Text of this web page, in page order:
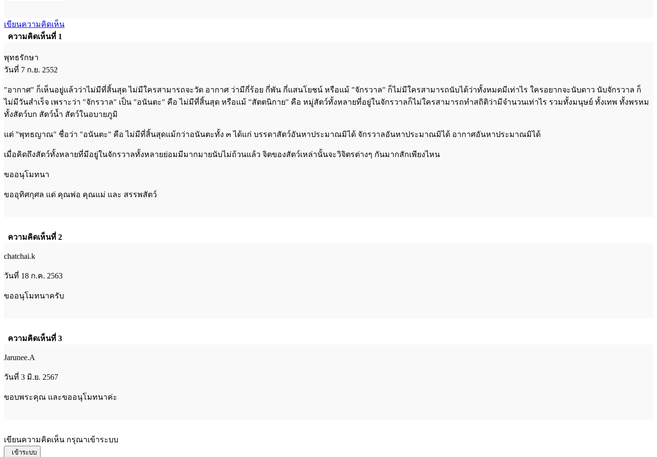
เขียนความคิดเห็น
ความคิดเห็นที่ 1
พุทธรักษา
วันที่ 7 ก.ย. 2552
"อากาศ" ก็เห็นอยู่แล้วว่าไม่มีที่สิ้นสุด ไม่มีใครสามารถจะวัด อากาศ ว่ามีกี่ร้อย กี่พัน กี่แสนโยชน์ หรือแม้ "จักรวาล" ก็ไม่มีใครสามารถนับได้ว่าทั้งหมดมีเท่าไร ใครอยากจะนับดาว นับจักรวาล ก็
ไม่มีวันสำเร็จ เพราะว่า "จักรวาล" เป็น "อนันตะ" คือ ไม่มีที่สิ้นสุด หรือแม้ "สัตตนิกาย" คือ หมู่สัตว์ทั้งหลายที่อยู่ในจักรวาลก็ไม่ใครสามารถทำสถิติว่ามีจำนวนเท่าไร รวมทั้งมนุษย์ ทั้งเทพ ทั้งพรหม
ทั้งสัตว์บก สัตว์น้ำ สัตว์ในอบายภูมิ
แต่ "พุทธญาณ" ชื่อว่า "อนันตะ" คือ ไม่มีที่สิ้นสุดแม้กว่าอนันตะทั้ง ๓ ได้แก่ บรรดาสัตว์อันหาประมาณมิได้ จักรวาลอันหาประมาณมิได้ อากาศอันหาประมาณมิได้
เมื่อคิดถึงสัตว์ทั้งหลายที่มีอยู่ในจักรวาลทั้งหลายย่อมมีมากมายนับไม่ถ้วนแล้ว จิตของสัตว์เหล่านั้นจะวิจิตรต่างๆ กันมากสักเพียงไหน
ขออนุโมทนา
ขออุทิศกุศล แด่ คุณพ่อ คุณแม่ และ สรรพสัตว์
ความคิดเห็นที่ 2
chatchai.k
วันที่ 18 ก.ค. 2563
ขออนุโมทนาครับ
ความคิดเห็นที่ 3
Jarunee.A
วันที่ 3 มิ.ย. 2567
ขอบพระคุณ และขออนุโมทนาค่ะ
เขียนความคิดเห็น กรุณาเข้าระบบ
เข้าระบบ